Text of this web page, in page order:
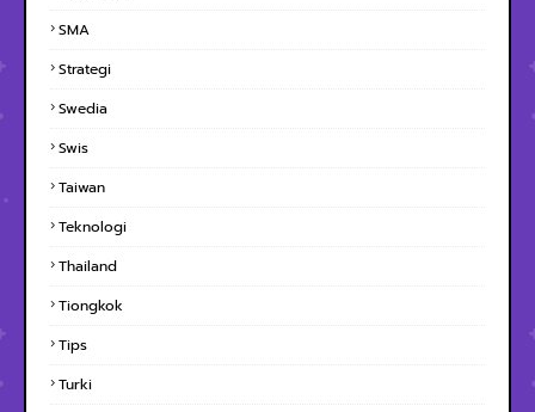
SMA
Strategi
Swedia
Swis
Taiwan
Teknologi
Thailand
Tiongkok
Tips
Turki